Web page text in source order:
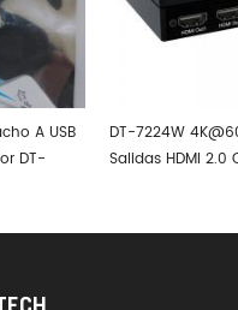
4
De
3x3 Que
Video Multi Del